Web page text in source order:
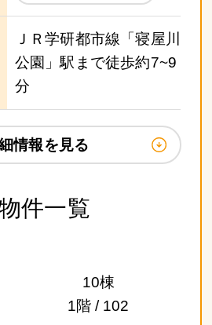
ＪＲ学研都市線「寝屋川
公園」駅まで徒歩約7~9
分
情報を見る
件一覧
10棟
1階 / 102